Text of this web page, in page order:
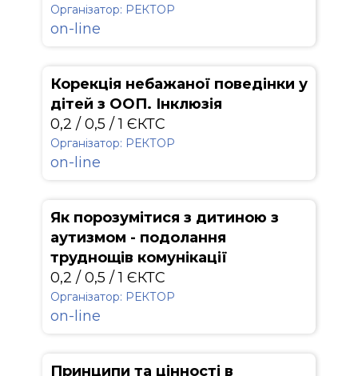
Організатор: РЕКТОР
on-line
Корекція небажаної поведінки у
дітей з ООП. Інклюзія
0,2 / 0,5 / 1 ЄКТС
Організатор: РЕКТОР
on-line
Як порозумітися з дитиною з
аутизмом - подолання
труднощів комунікації
0,2 / 0,5 / 1 ЄКТС
Організатор: РЕКТОР
on-line
Принципи та цінності в